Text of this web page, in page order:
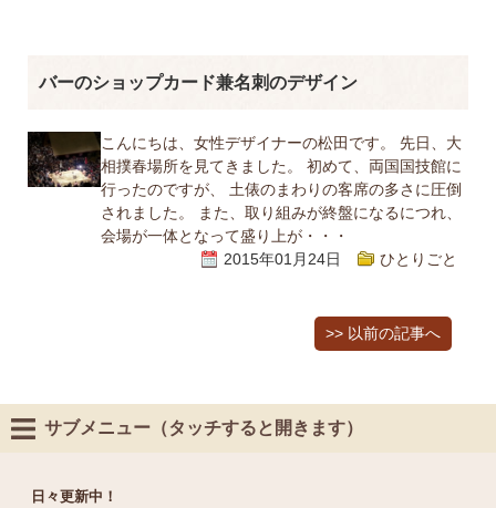
バーのショップカード兼名刺のデザイン
こんにちは、女性デザイナーの松田です。 先日、大
相撲春場所を見てきました。 初めて、両国国技館に
行ったのですが、 土俵のまわりの客席の多さに圧倒
されました。 また、取り組みが終盤になるにつれ、
会場が一体となって盛り上が・・・
2015年01月24日
ひとりごと
>> 以前の記事へ
サブメニュー（タッチすると開きます）
日々更新中！